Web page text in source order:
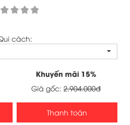
cách:
Khuyến mãi 15%
Giá gốc: 2.904.000đ
Thanh toán